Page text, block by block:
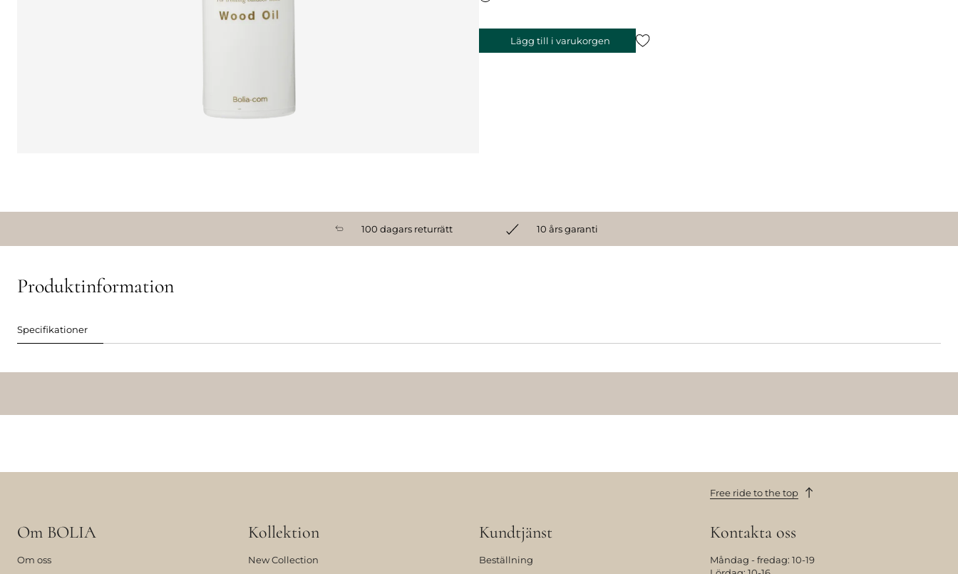
Lägg till i varukorgen
100 dagars returrätt 10 års garanti
Produktinformation
Specifikationer
Free ride to the top
Om BOLIA
Om oss
Kollektion
New Collection
Kundtjänst
Beställning
Kontakta oss
Måndag - fredag: 10-19